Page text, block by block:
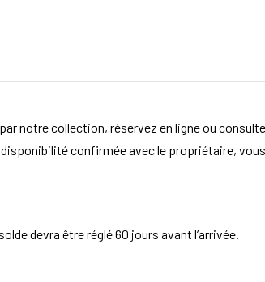
notre collection, réservez en ligne ou
confirmée avec le propriétaire, vous
devra être réglé 60 jours avant l’arrivée.